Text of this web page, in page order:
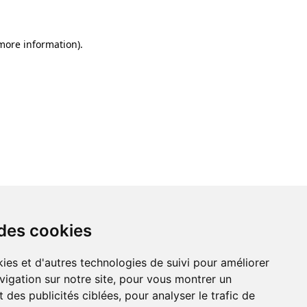
cookies
et d'autres technologies de suivi pour améliorer
sur notre site, pour vous montrer un
des publicités ciblées, pour analyser le trafic de
information).